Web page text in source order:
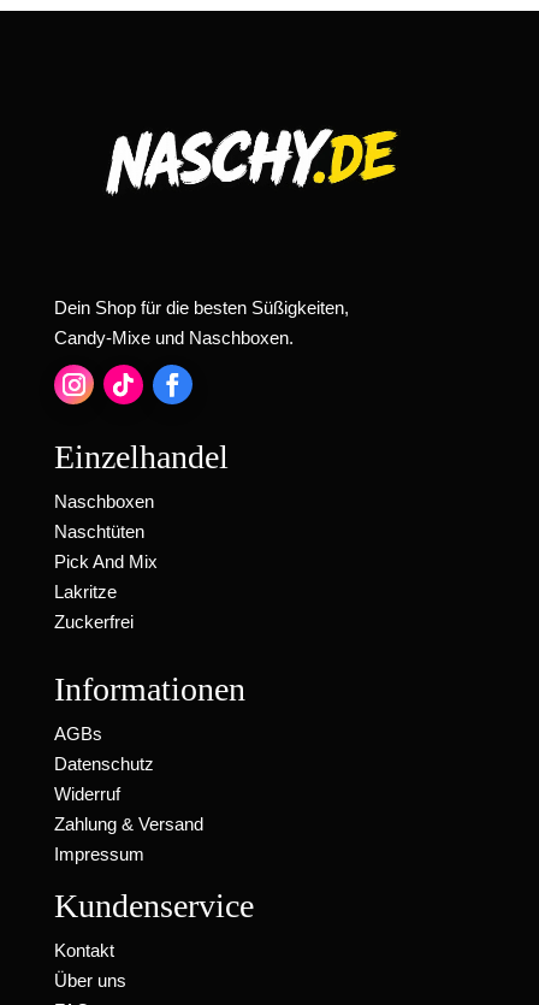
Dein Shop für die besten Süßigkeiten,
Candy-Mixe und Naschboxen.
Einzelhandel
Naschboxen
Naschtüten
Pick And Mix
Lakritze
Zuckerfrei
Informationen
AGBs
Datenschutz
Widerruf
Zahlung & Versand
Impressum
Kundenservice
Kontakt
Über uns